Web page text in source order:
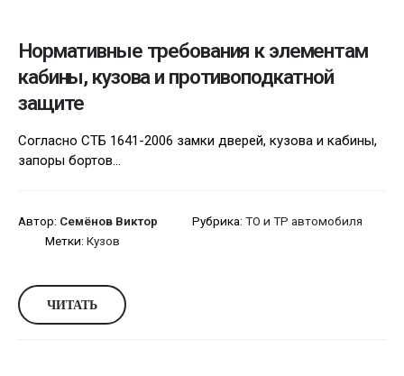
Нормативные требования к элементам
кабины, кузова и противоподкатной
защите
Согласно СТБ 1641-2006 замки дверей, кузова и кабины,
запоры бортов...
Автор: Семёнов Виктор Рубрика: ТО и ТР автомобиля
Метки: Кузов
ЧИТАТЬ